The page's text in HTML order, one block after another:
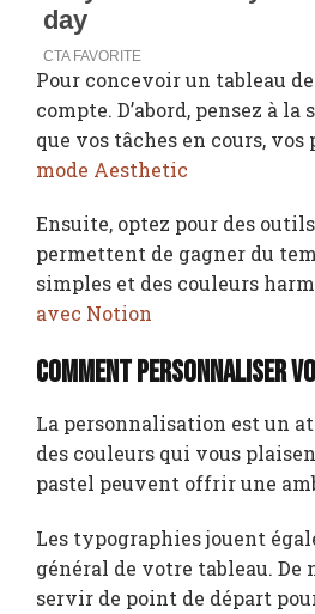
Pour concevoir un tableau
compte. D’abord, pensez à
que vos tâches en cours,
mode Aesthetic
Ensuite, optez pour des
permettent de gagner du
simples et des couleurs
avec Notion
Comment personnaliser
La personnalisation est un
des couleurs qui vous
pastel peuvent offrir une
Les typographies jouent
général de votre tableau. De
servir de point de départ